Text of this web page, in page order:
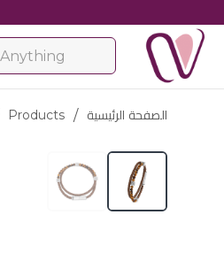
الصفحة الرئيسية /
Products